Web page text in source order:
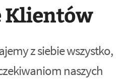
Klientów
z siebie wszystko,
naszych